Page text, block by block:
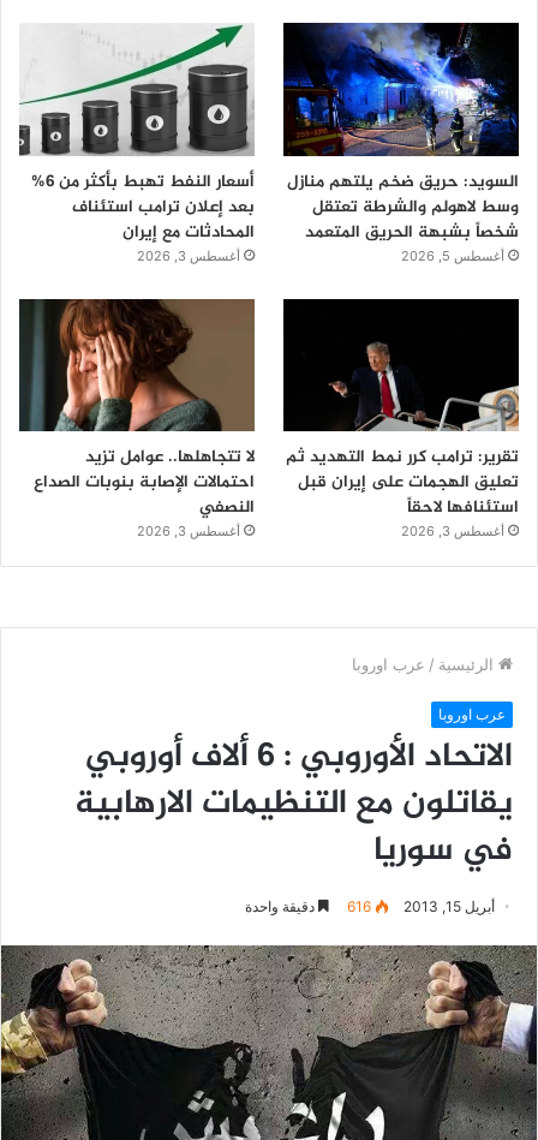
السويد: حريق ضخم يلتهم منازل
وسط لاهولم والشرطة تعتقل
شخصاً بشبهة الحريق المتعمد
أغسطس 5, 2026
أسعار النفط تهبط بأكثر من 6%
بعد إعلان ترامب استئناف
المحادثات مع إيران
أغسطس 3, 2026
تقرير: ترامب كرر نمط التهديد ثم
تعليق الهجمات على إيران قبل
استئنافها لاحقاً
أغسطس 3, 2026
لا تتجاهلها.. عوامل تزيد
احتمالات الإصابة بنوبات الصداع
النصفي
أغسطس 3, 2026